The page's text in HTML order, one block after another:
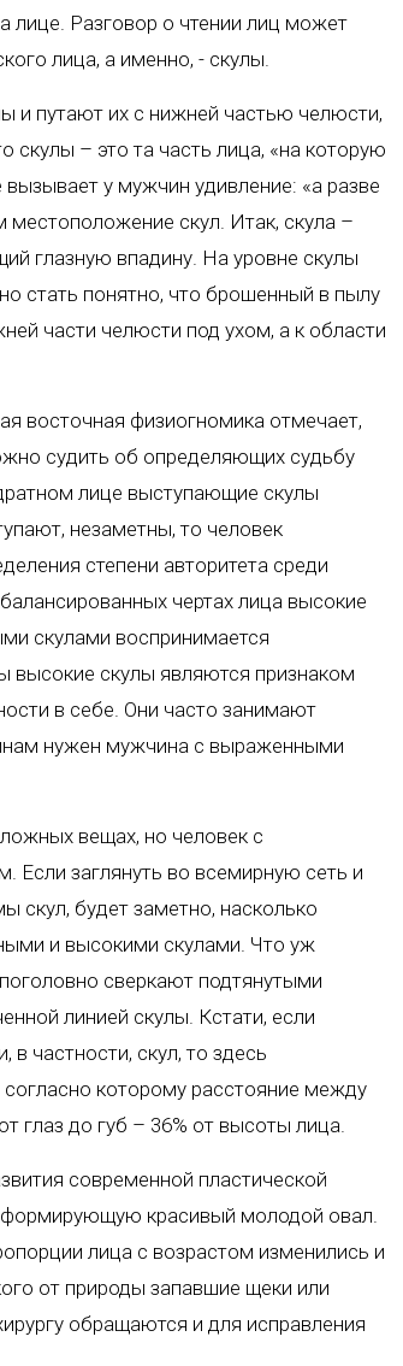
лице. Разговор о чтении лиц может
лица, а именно, - скулы.
и путают их с нижней частью челюсти,
– это та часть лица, «на которую
у мужчин удивление: «а разве
местоположение скул. Итак, скула –
глазную впадину. На уровне скулы
стать понятно, что брошенный в пылу
части челюсти под ухом, а к области
восточная физиогномика отмечает,
судить об определяющих судьбу
лице выступающие скулы
незаметны, то человек
степени авторитета среди
чертах лица высокие
скулами воспринимается
скулы являются признаком
в себе. Они часто занимают
нужен мужчина с выраженными
вещах, но человек с
Если заглянуть во всемирную сеть и
скул, будет заметно, насколько
и высокими скулами. Что уж
сверкают подтянутыми
линией скулы. Кстати, если
частности, скул, то здесь
которому расстояние между
глаз до губ – 36% от высоты лица.
современной пластической
формирующую красивый молодой овал.
лица с возрастом изменились и
от природы запавшие щеки или
обращаются и для исправления